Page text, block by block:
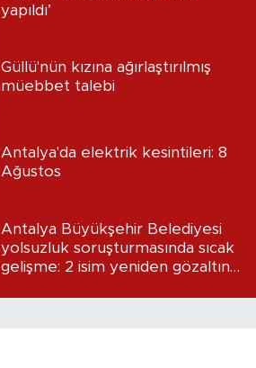
yapıldı’
Güllü'nün kızına ağırlaştırılmış
müebbet talebi
Antalya'da elektrik kesintileri: 8
Ağustos
Antalya Büyükşehir Belediyesi
yolsuzluk soruşturmasında sıcak
gelişme: 2 isim yeniden gözaltına